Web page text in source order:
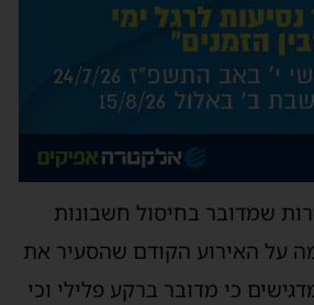
שמדובר בחיסול חשבונות
על האירוע הקודם שהסעיר את
כי מדובר ברקע פלילי וכי